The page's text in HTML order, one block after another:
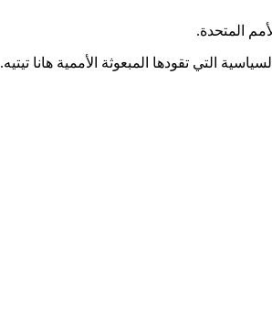
المتحدة.
التي تقودها المبعوثة الأممية هانا تيتيه.